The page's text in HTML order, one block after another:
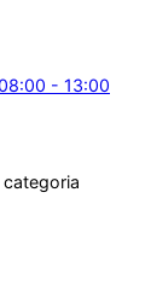
- 13:00